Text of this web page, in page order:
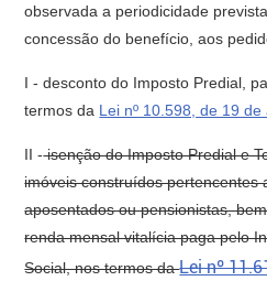
observada a periodicidade
concessão do benefício, aos
I - desconto do Imposto Predial,
termos da Lei nº 10.598, de 19
II -isenção do Imposto Predial e
imóveis construídos pertencentes
aposentados ou pensionistas,
renda mensal vitalícia paga pelo
Social, nos termos daLei nº